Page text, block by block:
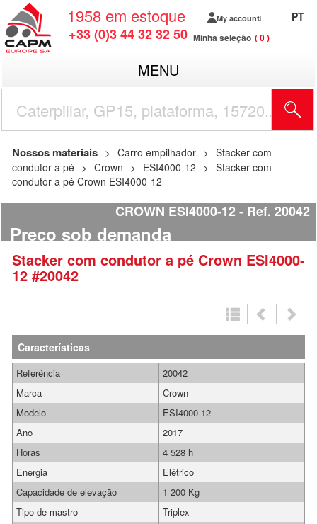
1958 em estoque
+33 (0)3 44 32 32 50
My account
Minha seleção 0
PT
MENU
Nossos materiais Carro empilhador
Stacker com
condutor a pé
Crown ESI4000-12
Stacker com
condutor a pé Crown ESI4000-12
CROWN ESI4000-12 Ref. 20042
Preço sob demanda
Stacker com condutor a pé Crown ESI4000-
12 #20042
Características
Referência
20042
Marca
Crown
Modelo
ESI4000-12
Ano
2017
Horas
4 528 h
Energia
Elétrico
Capacidade de elevação
1 200 Kg
Tipo de mastro
Triplex